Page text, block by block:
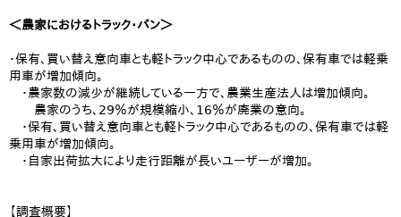
＜農家におけるトラック・バン＞
・保有、買い替え意向車とも軽トラック中心であるものの、保有車では軽乗
用車が増加傾向。
・農家数の減少が継続している一方で、農業生産法人は増加傾向。
農家のうち、29％が規模縮小、16％が廃業の意向。
・保有、買い替え意向車とも軽トラック中心であるものの、保有車では軽
乗用車が増加傾向。
・自家出荷拡大により走行距離が長いユーザーが増加。
【調査概要】